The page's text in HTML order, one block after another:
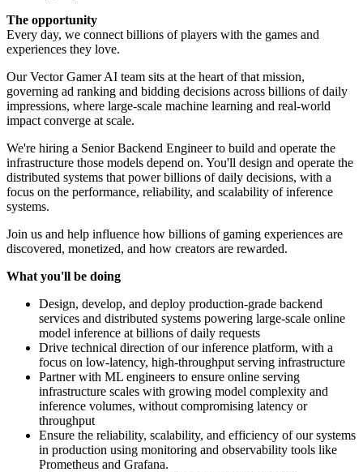
The opportunity
Every day, we connect billions of players with the games and
experiences they love.
Our Vector Gamer AI team sits at the heart of that mission,
governing ad ranking and bidding decisions across billions of daily
impressions, where large-scale machine learning and real-world
impact converge at scale.
We're hiring a Senior Backend Engineer to build and operate the
infrastructure those models depend on. You'll design and operate the
distributed systems that power billions of daily decisions, with a
focus on the performance, reliability, and scalability of inference
systems.
Join us and help influence how billions of gaming experiences are
discovered, monetized, and how creators are rewarded.
What you'll be doing
Design, develop, and deploy production-grade backend
services and distributed systems powering large-scale online
model inference at billions of daily requests
Drive technical direction of our inference platform, with a
focus on low-latency, high-throughput serving infrastructure
Partner with ML engineers to ensure online serving
infrastructure scales with growing model complexity and
inference volumes, without compromising latency or
throughput
Ensure the reliability, scalability, and efficiency of our systems
in production using monitoring and observability tools like
Prometheus and Grafana.